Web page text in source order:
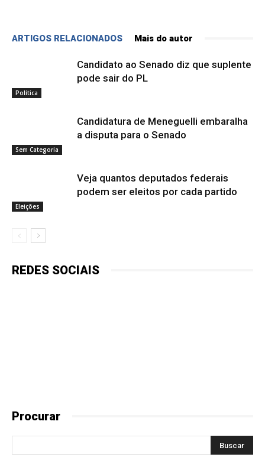
ARTIGOS RELACIONADOS Mais do autor
Política
Candidato ao Senado diz que suplente
pode sair do PL
Sem Categoria
Candidatura de Meneguelli embaralha
a disputa para o Senado
Eleições
Veja quantos deputados federais
podem ser eleitos por cada partido
REDES SOCIAIS
Procurar